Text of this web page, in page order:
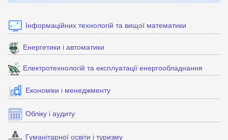
Інформаційних технологій та вищої математики
Енергетики і автоматики
Електротехнологій та експлуатації енергообладнання
Економіки і менеджменту
Обліку і аудиту
Гуманітарної освіти і туризму